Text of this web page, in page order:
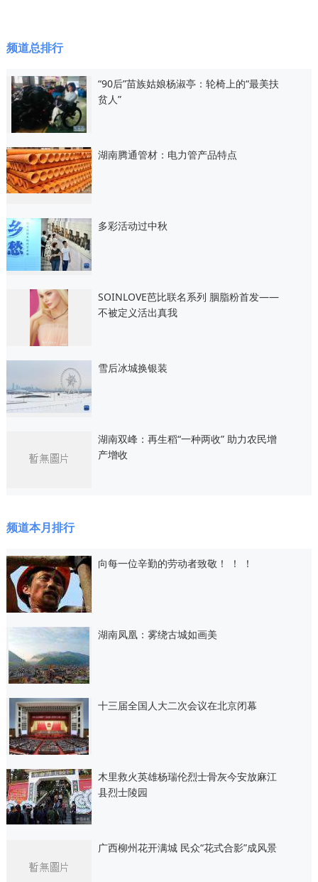
频道总排行
“90后”苗族姑娘杨淑亭：轮椅上的“最美扶
贫人”
湖南腾通管材：电力管产品特点
多彩活动过中秋
SOINLOVE芭比联名系列 胭脂粉首发——
不被定义活出真我
雪后冰城换银装
湖南双峰：再生稻“一种两收” 助力农民增
产增收
频道本月排行
向每一位辛勤的劳动者致敬！ ！ ！
湖南凤凰：雾绕古城如画美
十三届全国人大二次会议在北京闭幕
木里救火英雄杨瑞伦烈士骨灰今安放麻江
县烈士陵园
广西柳州花开满城 民众“花式合影”成风景